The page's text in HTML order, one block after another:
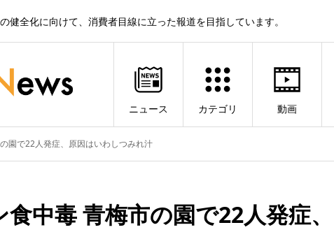
全化に向けて、消費者目線に立った報道を目指しています。
ニュース カテゴリ 動画
園で22人発症、原因はいわしつみれ汁
中毒 青梅市の園で22人発症、